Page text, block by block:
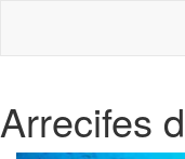
Arrecifes